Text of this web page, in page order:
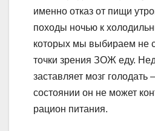
именно отказ от пищи
походы ночью к
которых мы выбираем не
точки зрения ЗОЖ еду.
заставляет мозг голодать
состоянии он не может
рацион питания.